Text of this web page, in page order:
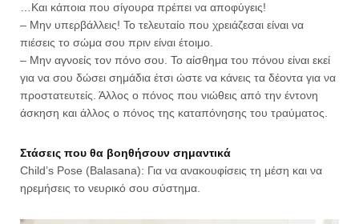
…Και κάποια που σίγουρα πρέπει να αποφύγεις!
– Μην υπερβάλλεις! Το τελευταίο που χρειάζεσαι είναι να
πιέσεις το σώμα σου πριν είναι έτοιμο.
– Μην αγνοείς τον πόνο σου. Το αίσθημα του πόνου είναι εκεί
για να σου δώσει σημάδια έτσι ώστε να κάνεις τα δέοντα για να
προστατευτείς. Άλλος ο πόνος που νιώθεις από την έντονη
άσκηση και άλλος ο πόνος της καταπόνησης του τραύματος.
Στάσεις που θα βοηθήσουν σημαντικά
Child’s Pose (Balasana): Για να ανακουφίσεις τη μέση και να
ηρεμήσεις το νευρικό σου σύστημα.